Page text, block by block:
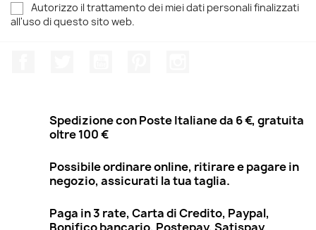
Autorizzo il trattamento dei miei dati personali finalizzati
all'uso di questo sito web.
Spedizione con Poste Italiane da 6 €, gratuita
oltre 100 €
Possibile ordinare online, ritirare e pagare in
negozio, assicurati la tua taglia.
Paga in 3 rate, Carta di Credito, Paypal,